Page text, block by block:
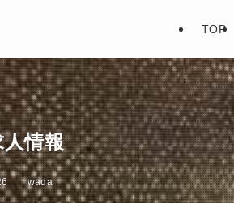
TOP
情報
wada